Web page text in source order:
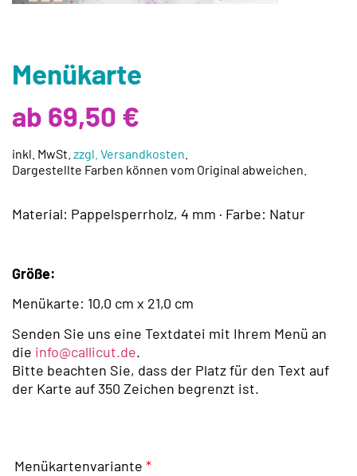
Menükarte
ab 69,50 €
inkl. MwSt. zzgl. Versandkosten
Dargestellte Farben können vom Original abweichen.
Material: Pappelsperrholz, 4 mm · Farbe: Natur
Größe:
Menükarte: 10,0 cm x 21,0 cm
Senden Sie uns eine Textdatei mit Ihrem Menü an
die info@callicut.de.
Bitte beachten Sie, dass der Platz für den Text auf
der Karte auf 350 Zeichen begrenzt ist.
Menükartenvariante *